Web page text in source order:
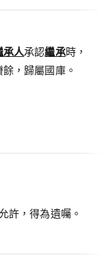
承人承認繼承時，
，歸屬國庫。
許，得為遺囑。